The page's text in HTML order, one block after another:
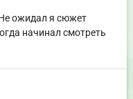
ожидал я сюжет
начинал смотреть